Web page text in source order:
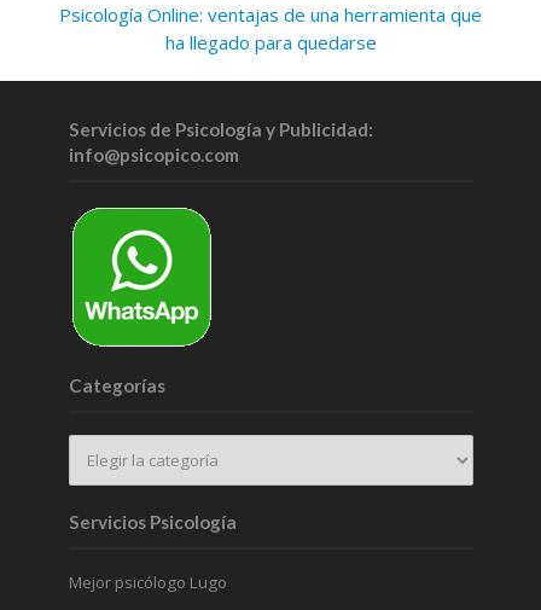
Psicología Online: ventajas de una herramienta que
ha llegado para quedarse
Servicios de Psicología y Publicidad:
info@psicopico.com
Categorías
Servicios Psicología
Mejor psicólogo Lugo